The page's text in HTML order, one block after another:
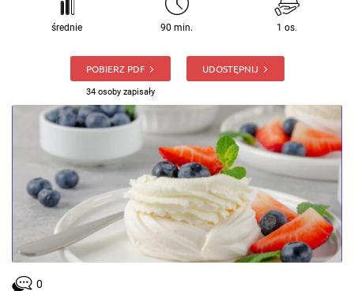
średnie 90 min. 1 os.
POBIERZ PDF
34 osoby zapisały
UDOSTĘPNIJ
0